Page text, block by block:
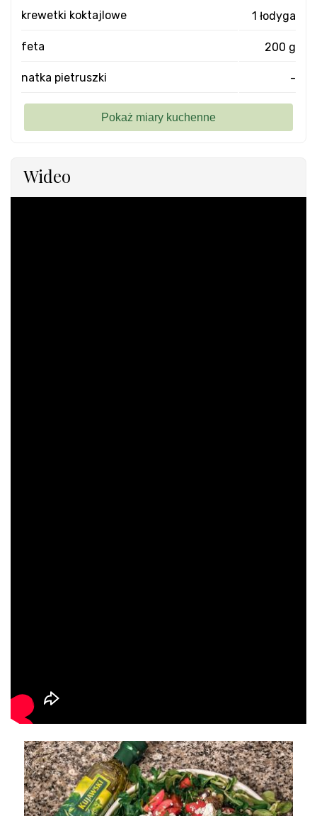
krewetki koktajlowe 1 łodyga
feta 200 g
natka pietruszki -
Wideo